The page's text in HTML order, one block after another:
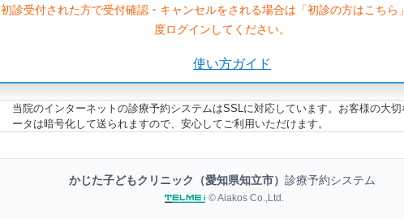
初診受付された方で受付確認・キャンセルをされる場合は「初診の方はこちら
度ログインしてください。
使い方ガイド
当院のインターネットの診療予約システムはSSLに対応しています。お客様の大切
ータは暗号化して送られますので、安心してご利用いただけます。
かじた子どもクリニック（愛知県知立市） 診療予約システム
© Aiakos Co.,Ltd.